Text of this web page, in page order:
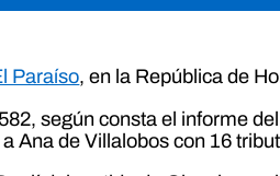
Paraíso, en la República de
según consta el informe
Ana de Villalobos con 16